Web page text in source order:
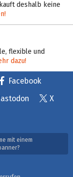
deshalb keine
flexible und
dazu!
Facebook
X
mit einem